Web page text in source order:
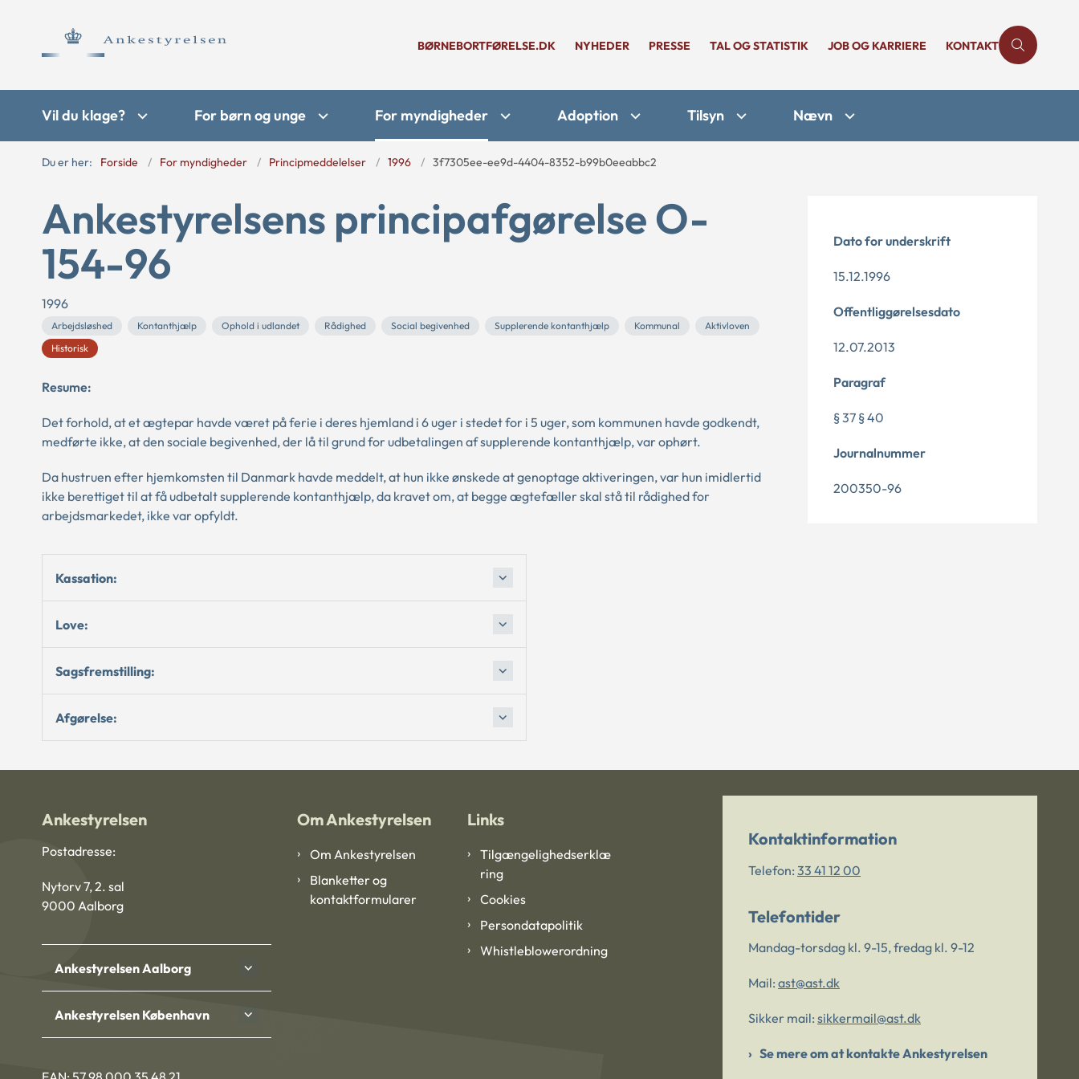
BØRNEBORTFØRELSE.DK NYHEDER PRESSE TAL OG STATISTIK JOB OG KARRIERE KONTAKT
Vil du klage? For børn og unge For myndigheder Adoption Tilsyn Nævn
Du er her: Forside For myndigheder Principmeddelelser 1996 3f7305ee-ee9d-4404-8352-b99b0eeabbc2
Ankestyrelsens principafgørelse O-
154-96
1996
Arbejdsløshed Kontanthjælp Ophold i udlandet Rådighed Social begivenhed Supplerende kontanthjælp Kommunal
Aktivloven
Historisk
Resume:
Det forhold, at et ægtepar havde været på ferie i deres hjemland i 6 uger i stedet for i 5 uger, som kommunen havde godkendt,
medførte ikke, at den sociale begivenhed, der lå til grund for udbetalingen af supplerende kontanthjælp, var ophørt.
Da hustruen efter hjemkomsten til Danmark havde meddelt, at hun ikke ønskede at genoptage aktiveringen, var hun imidlertid
ikke berettiget til at få udbetalt supplerende kontanthjælp, da kravet om, at begge ægtefæller skal stå til rådighed for
arbejdsmarkedet, ikke var opfyldt.
Kassation:
Love:
Sagsfremstilling:
Afgørelse:
Dato for underskrift
15.12.1996
Offentliggørelsesdato
12.07.2013
Paragraf
§ 37 § 40
Journalnummer
200350-96
Ankestyrelsen
Postadresse:
Nytorv 7, 2. sal
9000 Aalborg
Ankestyrelsen Aalborg
Ankestyrelsen København
Om Ankestyrelsen
Om Ankestyrelsen
Blanketter og
kontaktformularer
Links
Tilgængelighedserklæ
ring
Cookies
Persondatapolitik
Whistleblowerordning
Kontaktinformation
Telefon: 33 41 12 00
Telefontider
Mandag-torsdag kl. 9-15, fredag kl. 9-12
Mail: ast@ast.dk
Sikker mail: sikkermail@ast.dk
Se mere om at kontakte Ankestyrelsen